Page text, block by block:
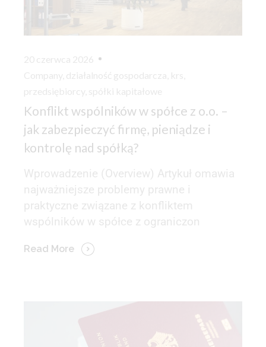
20 czerwca 2026
Company działalność gospodarcza krs
przedsiębiorcy
spółki kapitałowe
Konflikt wspólników w spółce z o.o. –
jak zabezpieczyć firmę, pieniądze i
kontrolę nad spółką?
Wprowadzenie (Overview) Artykuł omawia
najważniejsze problemy prawne i
praktyczne związane z konfliktem
wspólników w spółce z ograniczon
Read More